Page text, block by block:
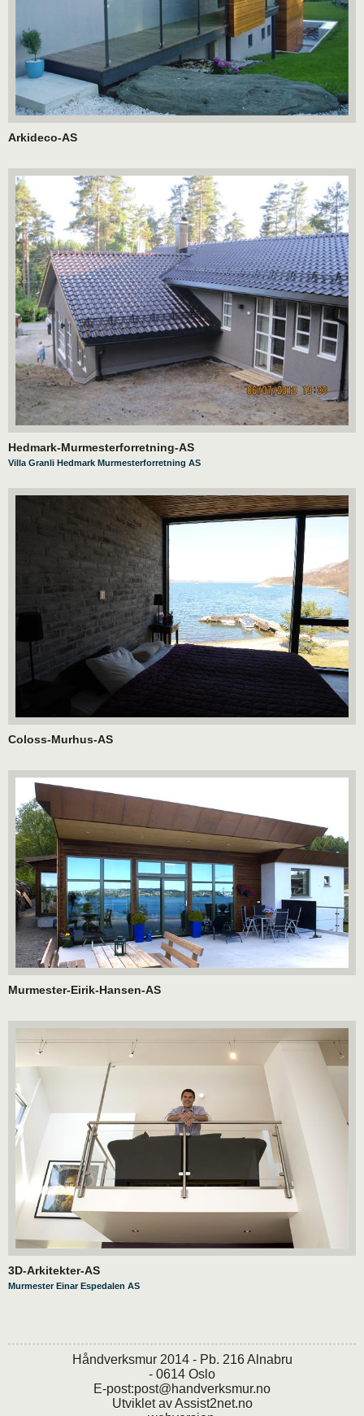
Arkideco-AS
Hedmark-Murmesterforretning-AS
Villa Granli Hedmark Murmesterforretning AS
Coloss-Murhus-AS
Murmester-Eirik-Hansen-AS
3D-Arkitekter-AS
Murmester Einar Espedalen AS
Håndverksmur 2014 - Pb. 216 Alnabru
- 0614 Oslo
E-post:post@handverksmur.no
Utviklet avAssist2net.no